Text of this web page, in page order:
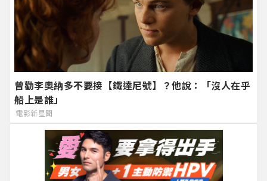
曾勸李奧納多不要接【鐵達尼號】？他說：「沒人在乎
船上是誰」
電影新星聞